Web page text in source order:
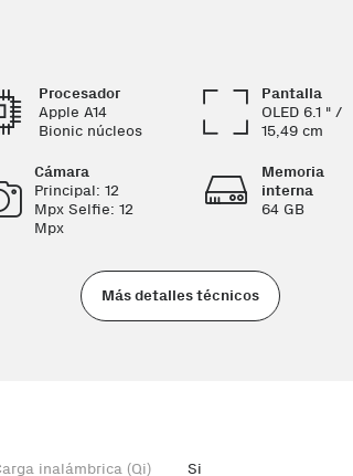
Procesador
Apple A14
Bionic núcleos
Pantalla
OLED 6.1 " /
15,49 cm
Cámara
Principal: 12
Mpx Selfie: 12
Mpx
Memoria
interna
64 GB
Más detalles técnicos
inalámbrica (Qi) Si